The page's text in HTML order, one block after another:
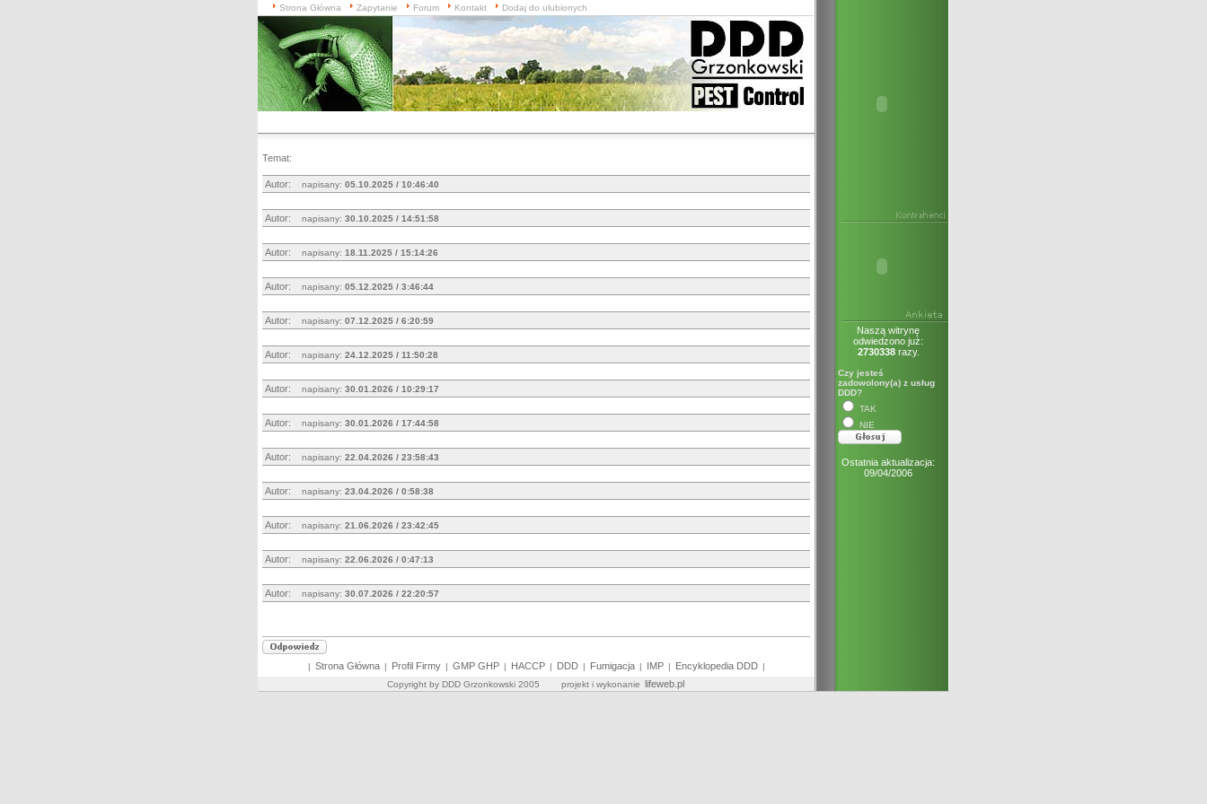
Strona Główna Zapytanie Forum Kontakt Dodaj do ulubionych
Temat:
Autor: napisany: 05.10.2025 / 10:46:40
Autor: napisany: 30.10.2025 / 14:51:58
Autor: napisany: 18.11.2025 / 15:14:26
Autor: napisany: 05.12.2025 / 3:46:44
Autor: napisany: 07.12.2025 / 6:20:59
Autor: napisany: 24.12.2025 / 11:50:28
Autor: napisany: 30.01.2026 / 10:29:17
Autor: napisany: 30.01.2026 / 17:44:58
Autor: napisany: 22.04.2026 / 23:58:43
Autor: napisany: 23.04.2026 / 0:58:38
Autor: napisany: 21.06.2026 / 23:42:45
Autor: napisany: 22.06.2026 / 0:47:13
Autor: napisany: 30.07.2026 / 22:20:57
Naszą witrynę
odwiedzono już:
2730338razy.
Czy jesteś
zadowolony(a) z usług
DDD?
TAK
NIE
Ostatnia aktualizacja:
09/04/2006
| Strona Główna | Profil Firmy | GMP GHP | HACCP | DDD | Fumigacja | IMP | Encyklopedia DDD |
Copyright by DDD Grzonkowski 2005 projekt i wykonanie lifeweb.pl